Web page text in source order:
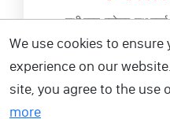
सभी व्रत, त्योहार, शुभ
📅 हिंदी
We use cookies to
experience on our
site, you agree to the use
more